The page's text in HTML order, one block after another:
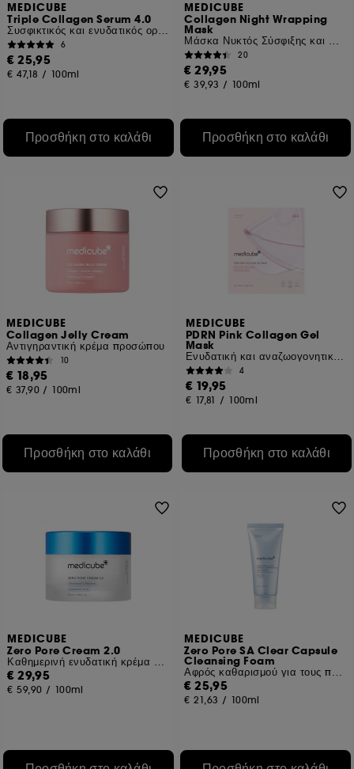
MEDICUBE
Triple Collagen Serum 4.0
Συσφικτικός και ενυδατικός ορός προσώπου
6
€ 25,95
€ 47,18 / 100ml
Προσθήκη στο καλάθι
MEDICUBE
Collagen Night Wrapping
Mask
Μάσκα Νυκτός Σύσφιξης και Λάμψης
20
€ 29,95
€ 39,93 / 100ml
Προσθήκη στο καλάθι
MEDICUBE
Collagen Jelly Cream
Αντιγηραντική κρέμα προσώπου
10
€ 18,95
€ 37,90 / 100ml
Προσθήκη στο καλάθι
MEDICUBE
PDRN Pink Collagen Gel
Mask
Ενυδατική και αναζωογονητική μάσκα-τζελ προσώπου
4
€ 19,95
€ 17,81 / 100ml
Προσθήκη στο καλάθι
MEDICUBE
Zero Pore Cream 2.0
Καθημερινή ενυδατική κρέμα που βελτιώνει την όψη των πόρων
€ 29,95
€ 59,90 / 100ml
MEDICUBE
Zero Pore SA Clear Capsule
Cleansing Foam
Αφρός καθαρισμού για τους πόρους
€ 25,95
€ 21,63 / 100ml